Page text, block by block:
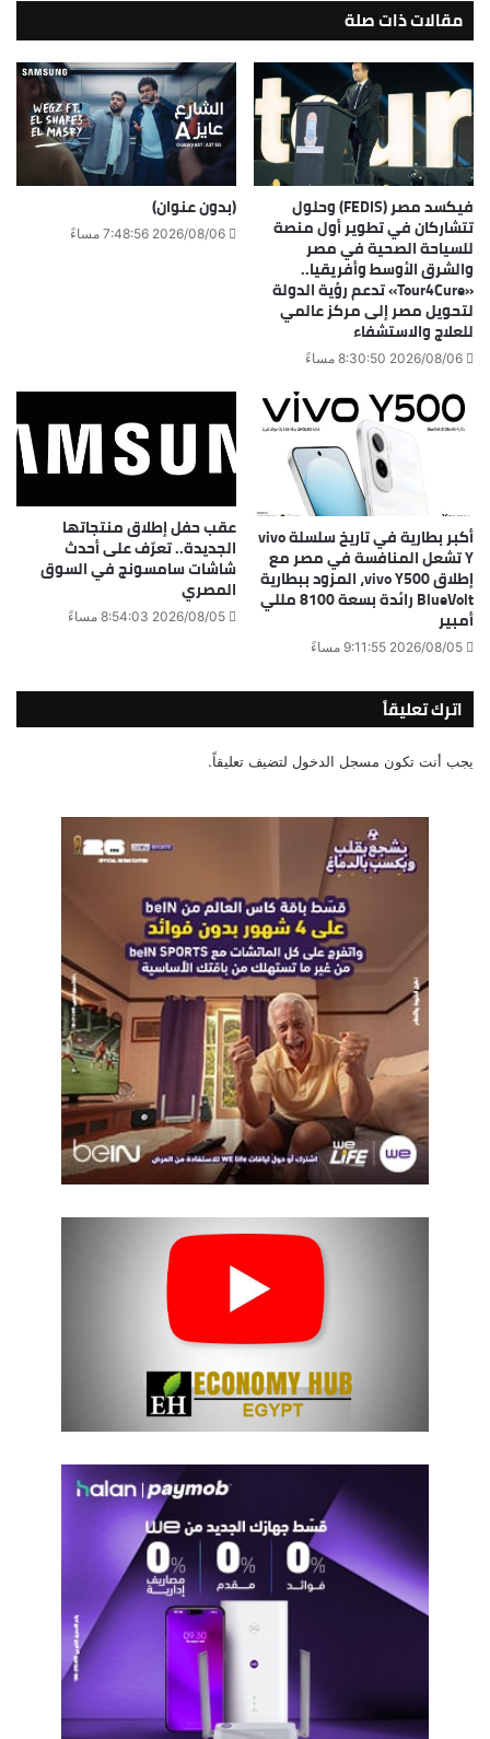
مقالات ذات صلة
فيكسد مصر (FEDIS) وحلول
تتشاركان في تطوير أول منصة
للسياحة الصحية في مصر
والشرق الأوسط وأفريقيا..
«Tour4Cure» تدعم رؤية الدولة
لتحويل مصر إلى مركز عالمي
للعلاج والاستشفاء
2026/08/06 8:30:50 مساءً
(بدون عنوان)
2026/08/06 7:48:56 مساءً
أكبر بطارية في تاريخ سلسلة vivo
Y تشعل المنافسة في مصر مع
إطلاق vivo Y500، المزود ببطارية
BlueVolt رائدة بسعة 8100 مللي
أمبير
2026/08/05 9:11:55 مساءً
عقب حفل إطلاق منتجاتها
الجديدة.. تعرّف على أحدث
شاشات سامسونج في السوق
المصري
2026/08/05 8:54:03 مساءً
اترك تعليقاً
يجب أنت تكون مسجل الدخول لتضيف تعليقاً.